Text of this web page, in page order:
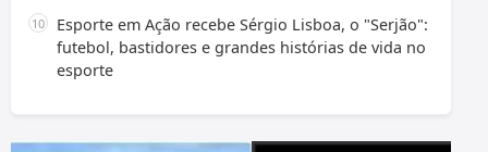
Esporte em Ação recebe Sérgio Lisboa, o "Serjão":
futebol, bastidores e grandes histórias de vida no
esporte